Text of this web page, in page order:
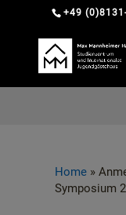
+49
Home »
Symposium